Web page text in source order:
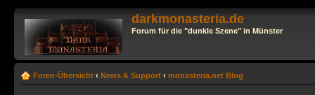
darkmonasteria.de
Forum für die "dunkle Szene" in Münster
Foren-Übersicht ‹ News & Support ‹ monasteria.net Blog